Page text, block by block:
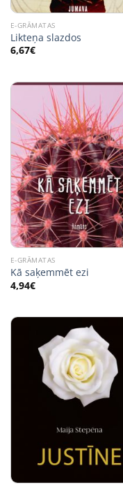
E-GRĀMATAS
Likteņa slazdos
6,67€
E-GRĀMATAS
Kā saķemmēt ezi
4,94€